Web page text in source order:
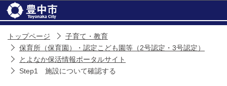
トップページ
子育て・教育
保育所（保育園）・認定こども園等（2号認定・3号認定）
とよなか保活情報ポータルサイト
Step1 施設について確認する